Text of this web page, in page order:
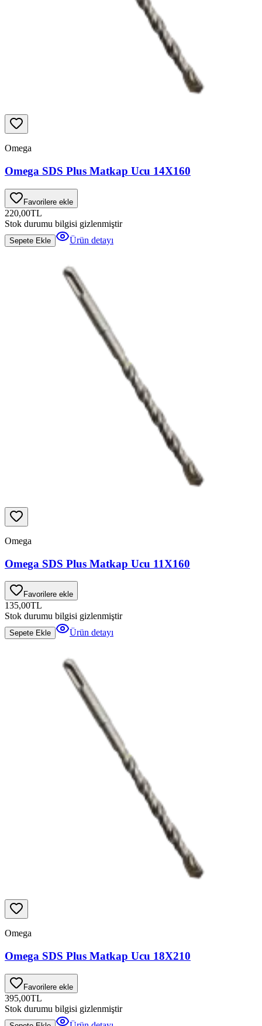
Omega
Omega SDS Plus Matkap Ucu 14X160
Favorilere ekle
220,00TL
Stok durumu bilgisi gizlenmiştir
Sepete Ekle Ürün detayı
Omega
Omega SDS Plus Matkap Ucu 11X160
Favorilere ekle
135,00TL
Stok durumu bilgisi gizlenmiştir
Sepete Ekle Ürün detayı
Omega
Omega SDS Plus Matkap Ucu 18X210
Favorilere ekle
395,00TL
Stok durumu bilgisi gizlenmiştir